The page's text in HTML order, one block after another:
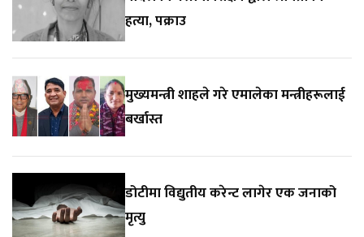
हत्या, पक्राउ
मुख्यमन्त्री शाहले गरे एमालेका मन्त्रीहरूलाई
बर्खास्त
डोटीमा विद्युतीय करेन्ट लागेर एक जनाको
मृत्यु